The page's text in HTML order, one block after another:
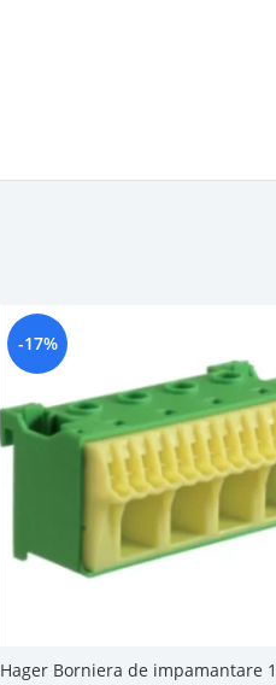
-17%
Hager Borniera de impamantare